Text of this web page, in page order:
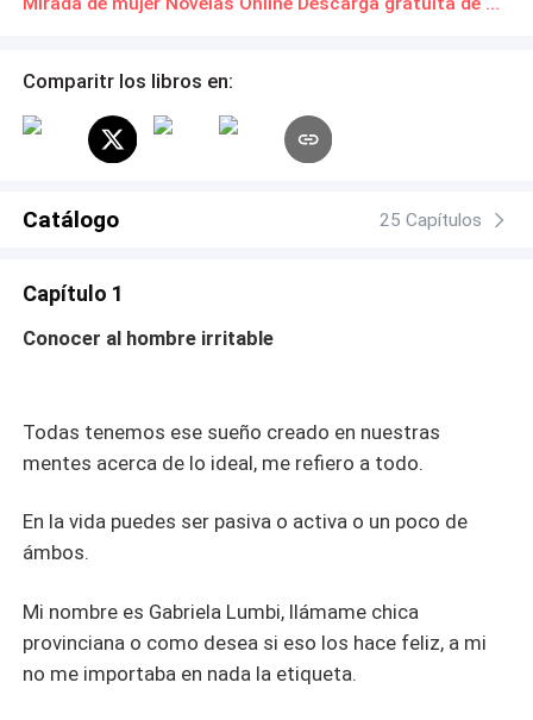
ocurrió de la manera mas icónica y absurda. Después de
segunda oportunidad, Yasuf Kim piensa si ella es la
persona que esperaba en su vida.
Comparitr los libros en:
Catálogo 25 Capítulos
Capítulo 1
Conocer al hombre irritable
Todas tenemos ese sueño creado en nuestras
mentes acerca de lo ideal, me refiero a todo.
En la vida puedes ser pasiva o activa o un poco de
ámbos.
Mi nombre es Gabriela Lumbi, llámame chica
provinciana o como desea si eso los hace feliz, a mi
no me importaba en nada la etiqueta.